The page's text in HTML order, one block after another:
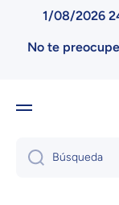
Ir directamente
1/08/2026
No te
Búsqueda